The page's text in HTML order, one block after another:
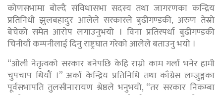
कोणसभामा बोल्दै संविधासभा सदस्य तथा जागरणका कन्द्रिय
प्रतिनिधी झुलबहादुर आलेले सरकारले बुढीगण्डकी, अरुण तेस्रो
बेचेको समेत आरोप लगाउनुभयो । विना प्रतिस्पर्धा बुढीगण्डकी
चिनीयाँ कम्पनीलाई दिनु राष्ट्रघात गरेको आलेले बताउनु भयो ।
“ओली नेतृत्वको सरकार बनेपछि केहि राम्रो काम गर्ला भनेर हामी
चुपचाप थियौं ।” अर्का केन्द्रिय प्रतिनिधि तथा काँग्रेस लम्जुङ्गका
पूर्वसभापति तुलसीनारायण श्रेष्ठले भनुभयो, “तर सरकार निकम्बा